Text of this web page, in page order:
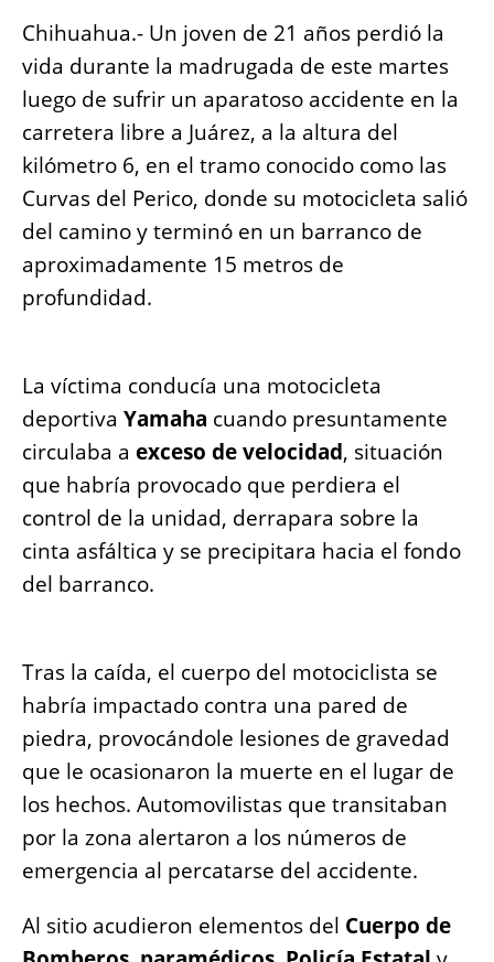
o
k
p er k
Chihuahua.- Un joven de 21 años perdió la
vida durante la madrugada de este martes
luego de sufrir un aparatoso accidente en la
carretera libre a Juárez, a la altura del
kilómetro 6, en el tramo conocido como las
Curvas del Perico, donde su motocicleta salió
del camino y terminó en un barranco de
aproximadamente 15 metros de
profundidad.
La víctima conducía una motocicleta
deportiva Yamaha cuando presuntamente
circulaba a exceso de velocidad, situación
que habría provocado que perdiera el
control de la unidad, derrapara sobre la
cinta asfáltica y se precipitara hacia el fondo
del barranco.
Tras la caída, el cuerpo del motociclista se
habría impactado contra una pared de
piedra, provocándole lesiones de gravedad
que le ocasionaron la muerte en el lugar de
los hechos. Automovilistas que transitaban
por la zona alertaron a los números de
emergencia al percatarse del accidente.
Al sitio acudieron elementos del Cuerpo de